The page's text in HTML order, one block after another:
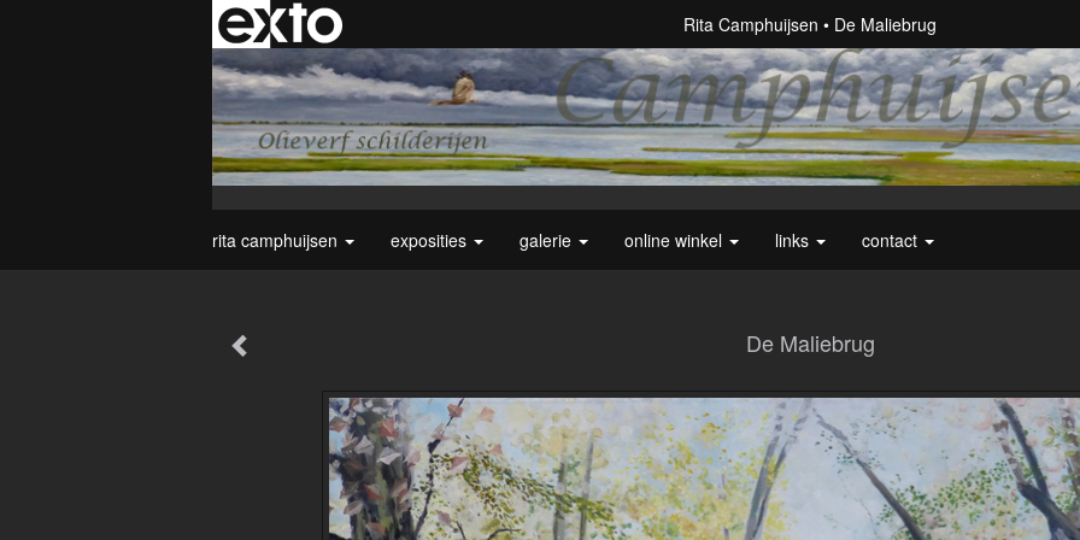
Rita Camphuijsen De Maliebrug
rita camphuijsen exposities galerie online winkel links contact
De Maliebrug